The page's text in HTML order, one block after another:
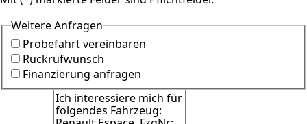
Weitere Anfragen
Probefahrt vereinbaren
Rückrufwunsch
Finanzierung anfragen